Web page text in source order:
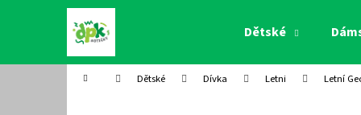
Dětské
Domů Dětské Dívka Letni Letní
í
Zpět
do
Zpět
do